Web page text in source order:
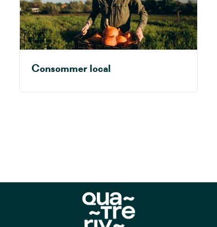
Consommer local